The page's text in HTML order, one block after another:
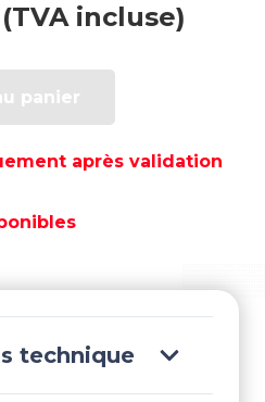
incluse)
panier
après validation
technique